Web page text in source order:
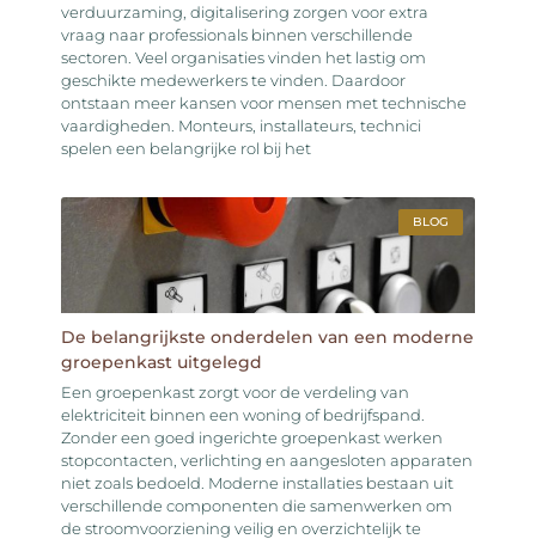
verduurzaming, digitalisering zorgen voor extra
vraag naar professionals binnen verschillende
sectoren. Veel organisaties vinden het lastig om
geschikte medewerkers te vinden. Daardoor
ontstaan meer kansen voor mensen met technische
vaardigheden. Monteurs, installateurs, technici
spelen een belangrijke rol bij het
BLOG
De belangrijkste onderdelen van een moderne
groepenkast uitgelegd
Een groepenkast zorgt voor de verdeling van
elektriciteit binnen een woning of bedrijfspand.
Zonder een goed ingerichte groepenkast werken
stopcontacten, verlichting en aangesloten apparaten
niet zoals bedoeld. Moderne installaties bestaan uit
verschillende componenten die samenwerken om
de stroomvoorziening veilig en overzichtelijk te